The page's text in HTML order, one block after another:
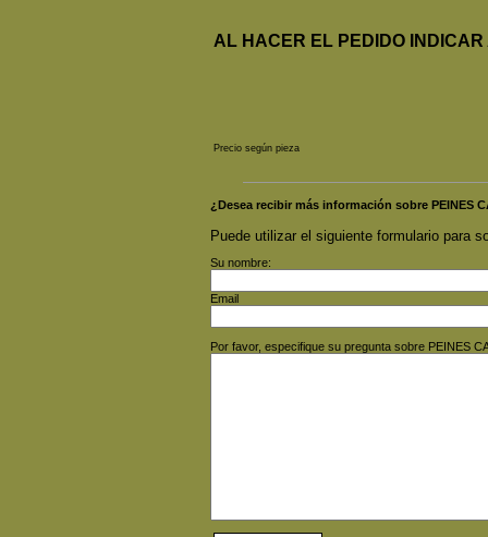
AL HACER EL PEDIDO
Precio según pieza
¿Desea recibir más información sobre PEINES
Puede utilizar el siguiente formulario para
Su nombre:
Email
Por favor, especifique su pregunta sobre PEINES